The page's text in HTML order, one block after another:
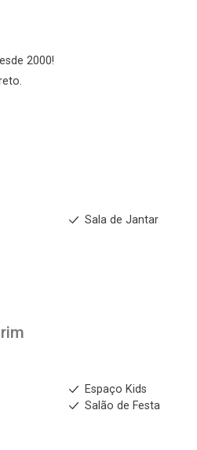
2000!
Sala de Jantar
Espaço Kids
Salão de Festa